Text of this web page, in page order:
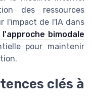
des ressources
l'impact de l'IA dans
bimodale
pour maintenir
clés à